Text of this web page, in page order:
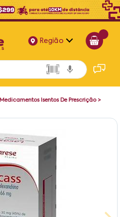
Região
Alagoas
Bahia
Medicamentos Isentos De Prescrição>